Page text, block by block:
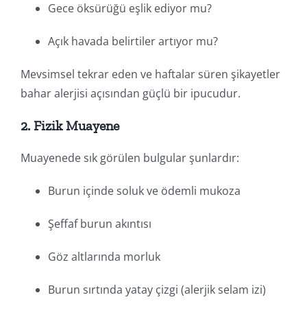
Gece öksürüğü eşlik ediyor mu?
Açık havada belirtiler artıyor mu?
Mevsimsel tekrar eden ve haftalar süren şikayetler
bahar alerjisi açısından güçlü bir ipucudur.
2. Fizik Muayene
Muayenede sık görülen bulgular şunlardır:
Burun içinde soluk ve ödemli mukoza
Şeffaf burun akıntısı
Göz altlarında morluk
Burun sırtında yatay çizgi (alerjik selam izi)